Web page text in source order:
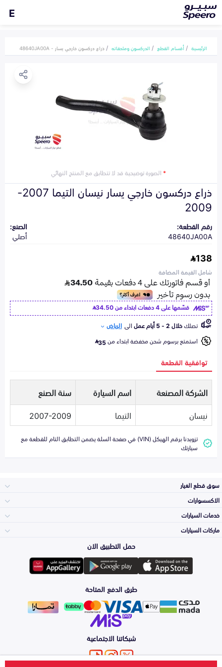
E
الرئيسية أقسام القطع الدركسون وملحقاته ذراع دركسون خارجي يسار - 48640JA00A
*الصورة توضيحية قد لا تتطابق مع المنتج النهائي
ذراع دركسون خارجي يسار نيسان التيما 2007-
2009
رقم القطعة:
48640JA00A
الصنع:
أصلي
138
شامل القيمة المضافة
قسّمها على 4 دفعات ابتداء من
34.50
تصلكخلال 2 - 5 أيام عمل الى الرياض
استمتع برسوم شحن مخفضة ابتداء من35
توافقية القطعة
الشركة المصنعة اسم السيارة
سنة الصنع
نيسان
التيما 2007-2009
تزويدنا برقم الهيكل (VIN) في صفحة السلة يضمن التطابق التام للقطعة مع
سيارتك
سوق قطع الغيار
المكائن، القيرات
وملحقاتها
الشمعات
والاصطبات (الاضاءة)
الفرامل والأقمشة
الاكسسوارات
لوازم الرحلات
اكسسوارات العناية
الزيوت و السوائل
خدمات السيارات
الأكثر مبيعاً
التلميع والعناية
اصلاح الطلاء
ماركات السيارات
تويوتا
هيونداي
كيا
حمل التطبيق الان
طرق الدفع المتاحة
شبكاتنا الاجتماعية